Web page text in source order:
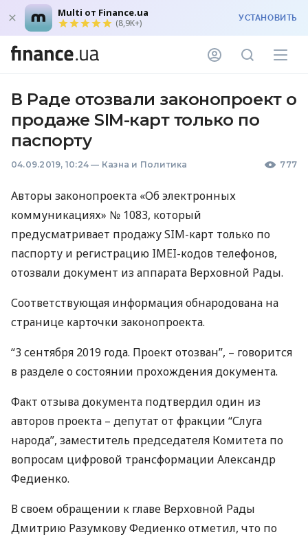
Multi от Finance.ua
(8,9K+) УСТАНОВИТЬ
В Раде отозвали законопроект о
продаже SIM-карт только по
паспорту
04.09.2019, 10:24 — Казна и Политика 777
Авторы законопроекта «Об электронных
коммуникациях» № 1083, который
предусматривает продажуSIM-карт только по
паспорту и регистрацию IMEI-кодов телефонов,
отозвали документ из аппарата Верховной Рады.
Соответствующая информация обнародована на
странице карточки законопроекта.
“3 сентября 2019 года. Проект отозван”, – говорится
в разделе о состоянии прохождения документа.
Факт отзыва документа подтвердил один из
авторов проекта – депутат от фракции “Слуга
народа”, заместитель председателя Комитета по
вопросам цифровой трансформации Александр
Федиенко.
В своем обращении к главе Верховной Рады
Дмитрию Разумкову Федиенко отметил, что по